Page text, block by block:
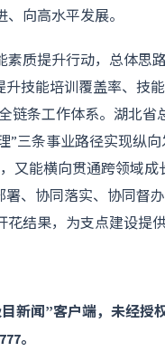
向高水平发展。
质提升行动，总体思
技能培训覆盖率、技
链条工作体系。湖北省
”三条事业路径实现纵
又能横向贯通跨领域成
、协同落实、协同督
结果，为支点建设提
新闻”客户端，未经授
。